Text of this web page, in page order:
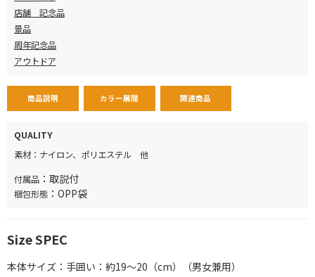
店舗 記念品
景品
周年記念品
アウトドア
商品説明 カラー展開 関連商品
QUALITY
素材： ナイロン、ポリエステル 他
付属品 ： 取説付
梱包形態 ： OPP袋
Size SPEC
本体サイズ： 手囲い：約19～20（cm）（男女兼用）